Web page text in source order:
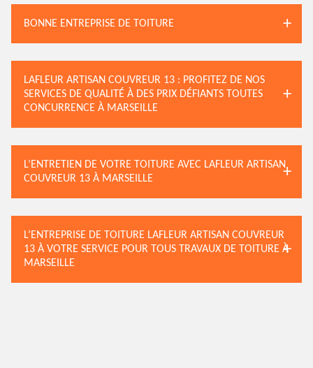
BONNE ENTREPRISE DE TOITURE
LAFLEUR ARTISAN COUVREUR 13 : PROFITEZ DE NOS
SERVICES DE QUALITÉ À DES PRIX DÉFIANTS TOUTES
CONCURRENCE À MARSEILLE
L’ENTRETIEN DE VOTRE TOITURE AVEC LAFLEUR ARTISAN
COUVREUR 13 À MARSEILLE
L’ENTREPRISE DE TOITURE LAFLEUR ARTISAN COUVREUR
13 À VOTRE SERVICE POUR TOUS TRAVAUX DE TOITURE À
MARSEILLE